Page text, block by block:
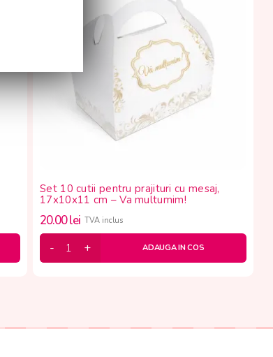
Set 10 cutii pentru prajituri cu mesaj,
17x10x11 cm – Va multumim!
20.00lei TVA inclus
ADAUGA IN COS